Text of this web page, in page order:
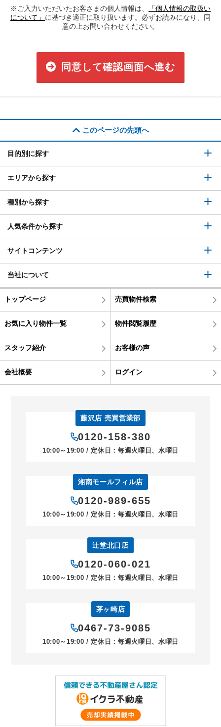
※ご入力いただいたお客さまの個人情報は、
「個人情報の取扱い
について」 に基づき適正に取り扱います。必ずお読みになり、同
意の上お問い合わせください。
同意して確認画面へ進む
このページの先頭へ
目的別に探す
エリアから探す
種別から探す
人気条件から探す
サイトコンテンツ
当社について
トップページ 売買物件検索
お気に入り物件一覧 物件閲覧履歴
スタッフ紹介 お客様の声
会社概要 ログイン
藤沢店 売買営業部
0120-158-380
10:00～19:00 / 定休日：毎週火曜日、水曜日
湘南モールフィル店
0120-989-655
10:00～19:00 / 定休日：毎週火曜日、水曜日
辻堂北口店
0120-060-021
10:00～19:00 / 定休日：毎週火曜日、水曜日
茅ヶ崎店
0467-73-9085
10:00～19:00 / 定休日：毎週火曜日、水曜日